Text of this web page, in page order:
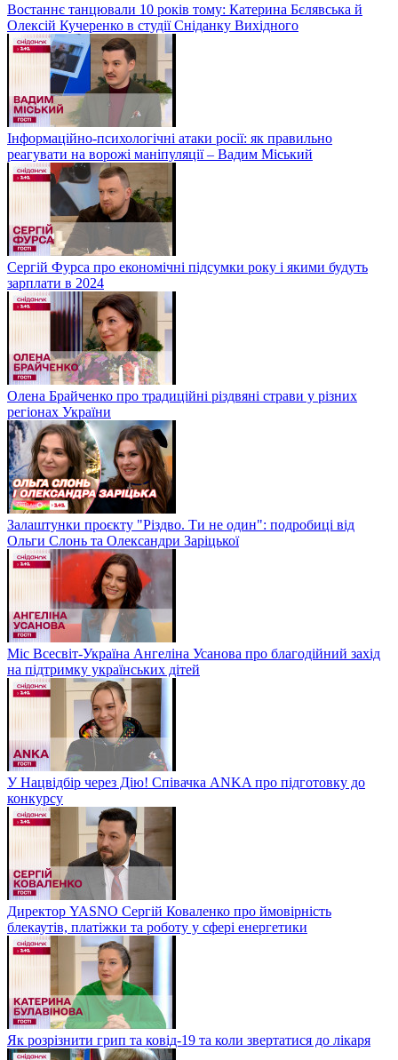
Востаннє танцювали 10 років тому: Катерина Бєлявська й
Олексій Кучеренко в студії Сніданку Вихідного
Інформаційно-психологічні атаки росії: як правильно
реагувати на ворожі маніпуляції – Вадим Міський
Сергій Фурса про економічні підсумки року і якими будуть
зарплати в 2024
Олена Брайченко про традиційні різдвяні страви у різних
регіонах України
Залаштунки проєкту "Різдво. Ти не один": подробиці від
Ольги Слонь та Олександри Заріцької
Міс Всесвіт-Україна Ангеліна Усанова про благодійний захід
на підтримку українських дітей
У Нацвідбір через Дію! Співачка ANKA про підготовку до
конкурсу
Директор YASNO Сергій Коваленко про ймовірність
блекаутів, платіжки та роботу у сфері енергетики
Як розрізнити грип та ковід-19 та коли звертатися до лікаря